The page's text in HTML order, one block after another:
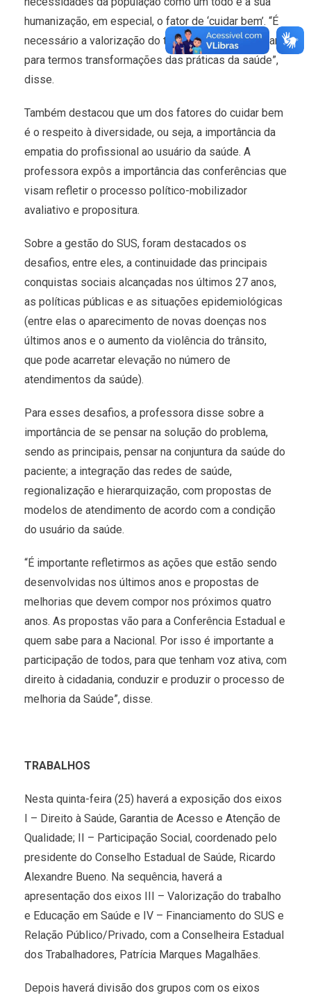
humanização, em especial, o fator de ‘cuidar bem’. “É
necessário a valorização do trabalho multidisciplinar
para termos transformações das práticas da saúde”,
disse.
Também destacou que um dos fatores do cuidar bem
é o respeito à diversidade, ou seja, a importância da
empatia do profissional ao usuário da saúde. A
professora expôs a importância das conferências que
visam refletir o processo político-mobilizador
avaliativo e propositura.
Sobre a gestão do SUS, foram destacados os
desafios, entre eles, a continuidade das principais
conquistas sociais alcançadas nos últimos 27 anos,
as políticas públicas e as situações epidemiológicas
(entre elas o aparecimento de novas doenças nos
últimos anos e o aumento da violência do trânsito,
que pode acarretar elevação no número de
atendimentos da saúde).
Para esses desafios, a professora disse sobre a
importância de se pensar na solução do problema,
sendo as principais, pensar na conjuntura da saúde do
paciente; a integração das redes de saúde,
regionalização e hierarquização, com propostas de
modelos de atendimento de acordo com a condição
do usuário da saúde.
“É importante refletirmos as ações que estão sendo
desenvolvidas nos últimos anos e propostas de
melhorias que devem compor nos próximos quatro
anos. As propostas vão para a Conferência Estadual e
quem sabe para a Nacional. Por isso é importante a
participação de todos, para que tenham voz ativa, com
direito à cidadania, conduzir e produzir o processo de
melhoria da Saúde”, disse.
TRABALHOS
Nesta quinta-feira (25) haverá a exposição dos eixos
I – Direito à Saúde, Garantia de Acesso e Atenção de
Qualidade; II – Participação Social, coordenado pelo
presidente do Conselho Estadual de Saúde, Ricardo
Alexandre Bueno. Na sequência, haverá a
apresentação dos eixos III – Valorização do trabalho
e Educação em Saúde e IV – Financiamento do SUS e
Relação Público/Privado, com a Conselheira Estadual
dos Trabalhadores, Patrícia Marques Magalhães.
Depois haverá divisão dos grupos com os eixos